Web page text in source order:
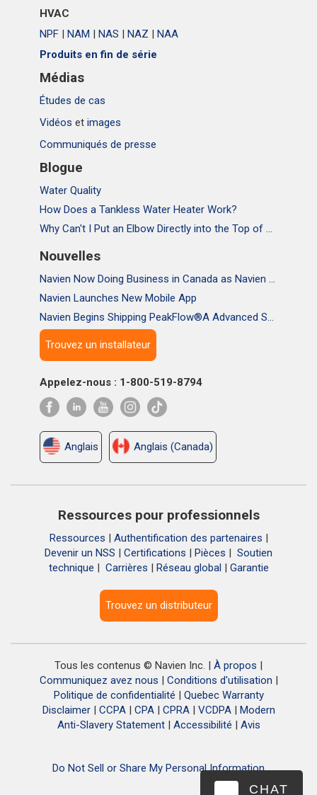
HVAC
NPF | NAM | NAS | NAZ | NAA
Produits en fin de série
Médias
Études de cas
Vidéos et images
Communiqués de presse
Blogue
Water Quality
How Does a Tankless Water Heater Work?
Why Can't I Put an Elbow Directly into the Top of NPE Tankless Water Heaters
Nouvelles
Navien Now Doing Business in Canada as Navien Canada, Inc.
Navien Launches New Mobile App
Navien Begins Shipping PeakFlow®A Advanced Scale Prevention System
Trouvez un installateur
Appelez-nous : 1-800-519-8794
Anglais Anglais (Canada)
Ressources pour professionnels
Ressources | Authentification des partenaires |
Devenir un NSS | Certifications | Pièces | Soutien
technique | Carrières | Réseau global | Garantie
Trouvez un distributeur
Tous les contenus © Navien Inc. | À propos |
Communiquez avez nous | Conditions d'utilisation |
Politique de confidentialité | Quebec Warranty
Disclaimer| CCPA| CPA| CPRA| VCDPA| Modern
Anti-Slavery Statement| Accessibilité | Avis
Do Not Sell or Share My Personal Information
CHAT